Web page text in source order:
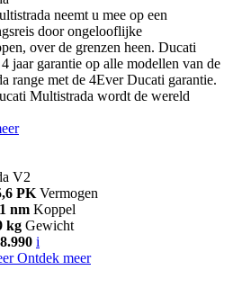
neemt u mee op een
door ongelooflijke
over de grenzen heen. Ducati
jaar garantie op alle modellen van de
range met de 4Ever Ducati garantie.
Multistrada wordt de wereld
V2
PK Vermogen
nm Koppel
kg Gewicht
i
Ontdek meer